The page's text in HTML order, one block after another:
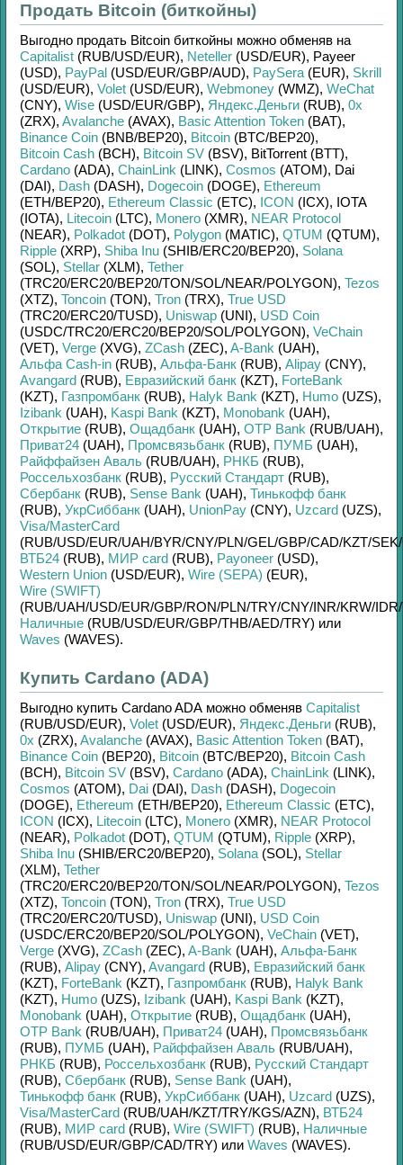
Продать Bitcoin (биткойны)
Выгодно продать Bitcoin биткойны можно обменяв на
Capitalist (RUB/USD/EUR), Neteller (USD/EUR), Payeer
(USD), PayPal (USD/EUR/GBP/AUD), PaySera (EUR), Skrill
(USD/EUR), Volet (USD/EUR), Webmoney (WMZ), WeChat
(CNY), Wise (USD/EUR/GBP), Яндекс.Деньги (RUB), 0x
(ZRX), Avalanche (AVAX), Basic Attention Token (BAT),
Binance Coin (BNB/BEP20), Bitcoin (BTC/BEP20),
Bitcoin Cash (BCH), Bitcoin SV (BSV), BitTorrent (BTT),
Cardano (ADA), ChainLink (LINK), Cosmos (ATOM), Dai
(DAI), Dash (DASH), Dogecoin (DOGE), Ethereum
(ETH/BEP20), Ethereum Classic (ETC), ICON (ICX), IOTA
(IOTA), Litecoin (LTC), Monero (XMR), NEAR Protocol
(NEAR), Polkadot (DOT), Polygon (MATIC), QTUM (QTUM),
Ripple (XRP), Shiba Inu (SHIB/ERC20/BEP20), Solana
(SOL), Stellar (XLM), Tether
(TRC20/ERC20/BEP20/TON/SOL/NEAR/POLYGON), Tezos
(XTZ), Toncoin (TON), Tron (TRX), True USD
(TRC20/ERC20/TUSD), Uniswap (UNI), USD Coin
(USDC/TRC20/ERC20/BEP20/SOL/POLYGON), VeChain
(VET), Verge (XVG), ZCash (ZEC), A-Bank (UAH),
Альфа Cash-in (RUB), Альфа-Банк (RUB), Alipay (CNY),
Avangard (RUB), Евразийский банк (KZT), ForteBank
(KZT), Газпромбанк (RUB), Halyk Bank (KZT), Humo (UZS),
Izibank (UAH), Kaspi Bank (KZT), Monobank (UAH),
Открытие (RUB), Ощадбанк (UAH), OTP Bank (RUB/UAH),
Приват24 (UAH), Промсвязьбанк (RUB), ПУМБ (UAH),
Райффайзен Аваль (RUB/UAH), РНКБ (RUB),
Россельхозбанк (RUB), Русский Стандарт (RUB),
Сбербанк (RUB), Sense Bank (UAH), Тинькофф банк
(RUB), УкрСиббанк (UAH), UnionPay (CNY), Uzcard (UZS),
Visa/MasterCard
(RUB/USD/EUR/UAH/BYR/CNY/PLN/GEL/GBP/CAD/KZT/SEK/
ВТБ24 (RUB), МИР card (RUB), Payoneer (USD),
Western Union (USD/EUR), Wire (SEPA) (EUR),
Wire (SWIFT)
(RUB/UAH/USD/EUR/GBP/RON/PLN/TRY/CNY/INR/KRW/IDR/
Наличные (RUB/USD/EUR/GBP/THB/AED/TRY) или
Waves (WAVES).
Купить Cardano (ADA)
Выгодно купить Cardano ADA можно обменяв Capitalist
(RUB/USD/EUR), Volet (USD/EUR), Яндекс.Деньги (RUB),
0x (ZRX), Avalanche (AVAX), Basic Attention Token (BAT),
Binance Coin (BEP20), Bitcoin (BTC/BEP20), Bitcoin Cash
(BCH), Bitcoin SV (BSV), Cardano (ADA), ChainLink (LINK),
Cosmos (ATOM), Dai (DAI), Dash (DASH), Dogecoin
(DOGE), Ethereum (ETH/BEP20), Ethereum Classic (ETC),
ICON (ICX), Litecoin (LTC), Monero (XMR), NEAR Protocol
(NEAR), Polkadot (DOT), QTUM (QTUM), Ripple (XRP),
Shiba Inu (SHIB/ERC20/BEP20), Solana (SOL), Stellar
(XLM), Tether
(TRC20/ERC20/BEP20/TON/SOL/NEAR/POLYGON), Tezos
(XTZ), Toncoin (TON), Tron (TRX), True USD
(TRC20/ERC20/TUSD), Uniswap (UNI), USD Coin
(USDC/ERC20/BEP20/SOL/POLYGON), VeChain (VET),
Verge (XVG), ZCash (ZEC), A-Bank (UAH), Альфа-Банк
(RUB), Alipay (CNY), Avangard (RUB), Евразийский банк
(KZT), ForteBank (KZT), Газпромбанк (RUB), Halyk Bank
(KZT), Humo (UZS), Izibank (UAH), Kaspi Bank (KZT),
Monobank (UAH), Открытие (RUB), Ощадбанк (UAH),
OTP Bank (RUB/UAH), Приват24 (UAH), Промсвязьбанк
(RUB), ПУМБ (UAH), Райффайзен Аваль (RUB/UAH),
РНКБ (RUB), Россельхозбанк (RUB), Русский Стандарт
(RUB), Сбербанк (RUB), Sense Bank (UAH),
Тинькофф банк (RUB), УкрСиббанк (UAH), Uzcard (UZS),
Visa/MasterCard (RUB/UAH/KZT/TRY/KGS/AZN), ВТБ24
(RUB), МИР card (RUB), Wire (SWIFT) (RUB), Наличные
(RUB/USD/EUR/GBP/CAD/TRY) или Waves (WAVES).